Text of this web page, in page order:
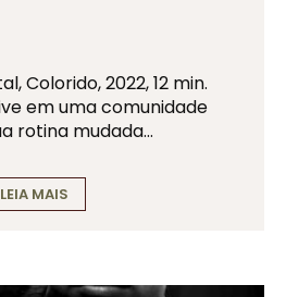
Colorido, 2022, 12 min.
em uma comunidade
rotina mudada…
LEIA MAIS